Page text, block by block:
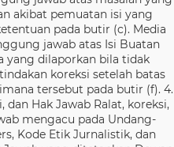
akibat pemuatan isi yang
pada butir (c). Media
jawab atas Isi Buatan
yang dilaporkan bila tidak
koreksi setelah batas
tersebut pada butir (f). 4.
dan Hak Jawab Ralat, koreksi,
mengacu pada Undang-
Kode Etik Jurnalistik, dan